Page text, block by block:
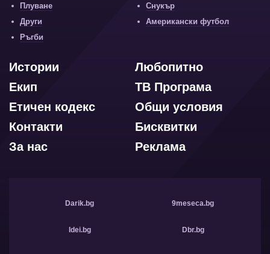
Плуване
Снукър
Други
Американски футбол
Ръгби
Любопитно
Истории
ТВ Програма
Екип
Общи условия
Етичен кодекс
Бисквитки
Контакти
Реклама
За нас
Darik.bg 9meseca.bg
Idei.bg Dbr.bg